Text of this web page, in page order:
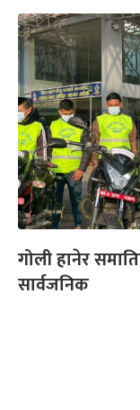
गोली हानेर
सार्वजनिक